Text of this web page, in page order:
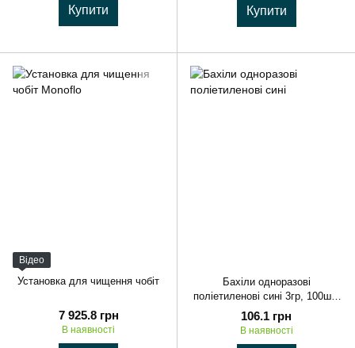
Купити Купити
Відео
Установка для чищення чобіт
7 925.8 грн
В наявності
Бахіли одноразові
поліетиленові сині 3гр, 100шт/
уп, блакитні
106.1 грн
В наявності